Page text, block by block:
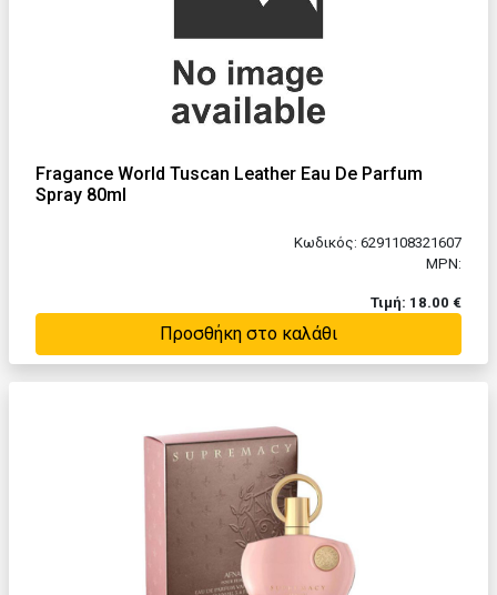
Fragance World Tuscan Leather Eau De Parfum
Spray 80ml
Κωδικός: 6291108321607
MPN:
Τιμή: 18.00 €
Προσθήκη στο καλάθι